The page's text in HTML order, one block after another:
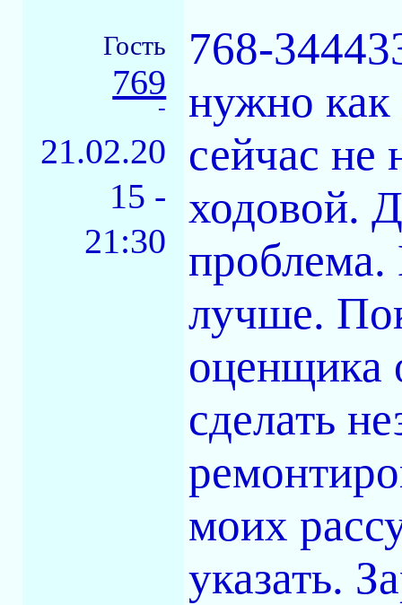
Гость
769
-
21.02.20
15 -
21:30
768-
нужно как
сейчас не
ходовой.
лучше.
оценщика
сделать
моих
указать.